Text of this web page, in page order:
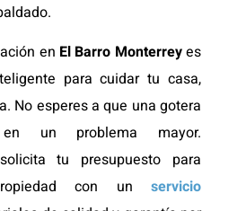
en El Barro Monterreyes
para cuidar tu casa,
No esperes a que una gotera
un problema mayor.
tu presupuesto para
con un servicio